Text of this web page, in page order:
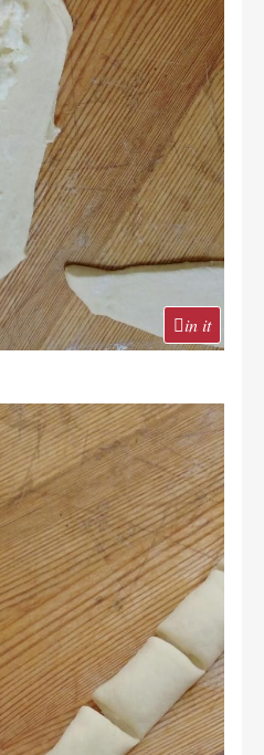
in it